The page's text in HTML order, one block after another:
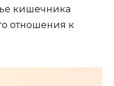
кишечника
отношения к